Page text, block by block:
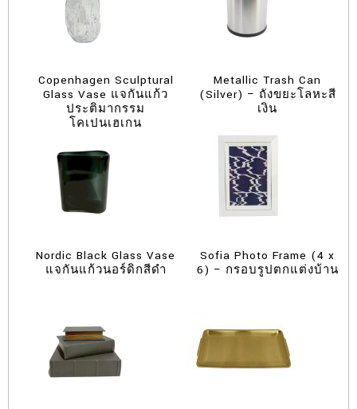
Copenhagen Sculptural
Glass Vase แจกันแก้ว
ประติมากรรม
โคเปนเฮเกน
Metallic Trash Can
(Silver) – ถังขยะโลหะสี
เงิน
Nordic Black Glass Vase
แจกันแก้วนอร์ดิกสีดำ
Sofia Photo Frame (4 x
6) – กรอบรูปตกแต่งบ้าน